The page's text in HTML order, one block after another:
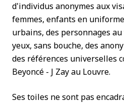
d'individus anonymes aux
femmes, enfants en
urbains, des personnages au
yeux, sans bouche, des
des références universelles
Beyoncé - J Zay au Louvre.
Ses toiles ne sont pas